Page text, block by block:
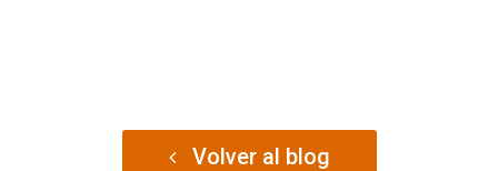
Volver al blog